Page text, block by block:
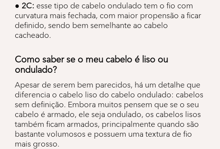
● 2C: esse tipo de cabelo ondulado tem o fio com
curvatura mais fechada, com maior propensão a ficar
definido, sendo bem semelhante ao cabelo
cacheado.
Como saber se o meu cabelo é liso ou
ondulado?
Apesar de serem bem parecidos, há um detalhe que
diferencia o cabelo liso do cabelo ondulado: cabelos
sem definição. Embora muitos pensem que se o seu
cabelo é armado, ele seja ondulado, os cabelos lisos
também ficam armados, principalmente quando são
bastante volumosos e possuem uma textura de fio
mais grosso.